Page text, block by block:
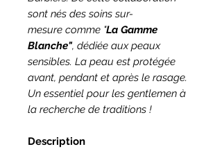
sont nés des soins sur-
mesure comme "La Gamme
Blanche", dédiée aux peaux
sensibles. La peau est protégée
avant, pendant et après le rasage.
Un essentiel pour les gentlemen à
la recherche de traditions !
Description